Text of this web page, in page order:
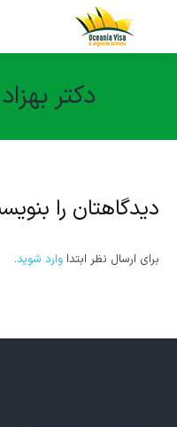
دکتر
دیدگاهتان را
برای ارسال نظر ابتدا وارد شوید.